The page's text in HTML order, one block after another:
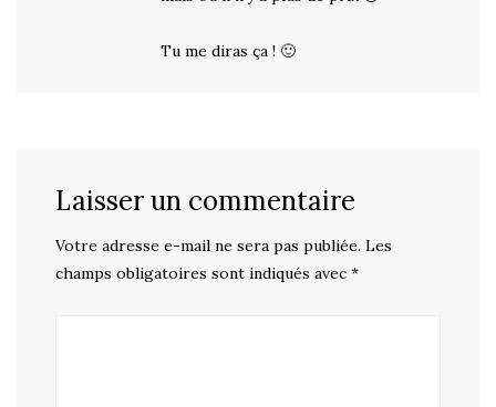
Tu me diras ça ! 🙂
Laisser un commentaire
Votre adresse e-mail ne sera pas publiée. Les
champs obligatoires sont indiqués avec *